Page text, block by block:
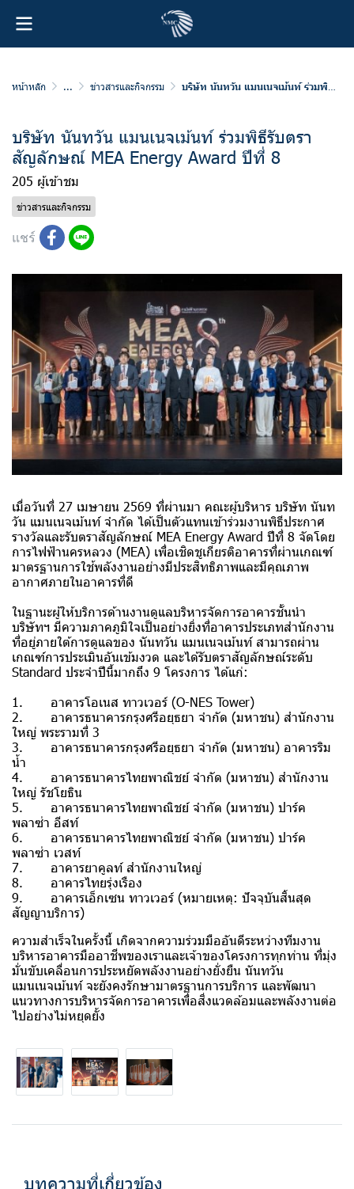
หน้าหลัก ... ข่าวสารและกิจกรรม บริษัท นันทวัน แมนเนจเม้นท์ ร่วมพิธีรับตราสัญลักษณ์ MEA Energy Award ปีที่ 8
บริษัท นันทวัน แมนเนจเม้นท์ ร่วมพิธีรับตรา
สัญลักษณ์ MEA Energy Award ปีที่ 8
205 ผู้เข้าชม
ข่าวสารและกิจกรรม
แชร์
เมื่อวันที่ 27 เมษายน 2569 ที่ผ่านมา คณะผู้บริหาร บริษัท นันท
วัน แมนเนจเม้นท์ จำกัด ได้เป็นตัวแทนเข้าร่วมงานพิธีประกาศ
รางวัลและรับตราสัญลักษณ์ MEA Energy Award ปีที่ 8 จัดโดย
การไฟฟ้านครหลวง (MEA) เพื่อเชิดชูเกียรติอาคารที่ผ่านเกณฑ์
มาตรฐานการใช้พลังงานอย่างมีประสิทธิภาพและมีคุณภาพ
อากาศภายในอาคารที่ดี
ในฐานะผู้ให้บริการด้านงานดูแลบริหารจัดการอาคารชั้นนำ
บริษัทฯ มีความภาคภูมิใจเป็นอย่างยิ่งที่อาคารประเภทสำนักงาน
ที่อยู่ภายใต้การดูแลของ นันทวัน แมนเนจเม้นท์ สามารถผ่าน
เกณฑ์การประเมินอันเข้มงวด และได้รับตราสัญลักษณ์ระดับ
Standard ประจำปีนี้มากถึง 9 โครงการ ได้แก่:
1. อาคารโอเนส ทาวเวอร์ (O-NES Tower)
2. อาคารธนาคารกรุงศรีอยุธยา จำกัด (มหาชน) สำนักงาน
ใหญ่ พระรามที่ 3
3. อาคารธนาคารกรุงศรีอยุธยา จำกัด (มหาชน) อาคารริม
น้ำ
4. อาคารธนาคารไทยพาณิชย์ จำกัด (มหาชน) สำนักงาน
ใหญ่ รัชโยธิน
5. อาคารธนาคารไทยพาณิชย์ จำกัด (มหาชน) ปาร์ค
พลาซ่า อีสท์
6. อาคารธนาคารไทยพาณิชย์ จำกัด (มหาชน) ปาร์ค
พลาซ่า เวสท์
7. อาคารยาคูลท์ สำนักงานใหญ่
8. อาคารไทยรุ่งเรือง
9. อาคารเอ็กเซน ทาวเวอร์ (หมายเหตุ: ปัจจุบันสิ้นสุด
สัญญาบริการ)
ความสำเร็จในครั้งนี้ เกิดจากความร่วมมืออันดีระหว่างทีมงาน
บริหารอาคารมืออาชีพของเราและเจ้าของโครงการทุกท่าน ที่มุ่ง
มั่นขับเคลื่อนการประหยัดพลังงานอย่างยั่งยืน นันทวัน
แมนเนจเม้นท์ จะยังคงรักษามาตรฐานการบริการ และพัฒนา
แนวทางการบริหารจัดการอาคารเพื่อสิ่งแวดล้อมและพลังงานต่อ
ไปอย่างไม่หยุดยั้ง
บทความที่เกี่ยวข้อง